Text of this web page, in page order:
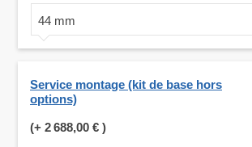
44 mm
Service montage (kit de base hors
options)
(+ 2 688,00 € )